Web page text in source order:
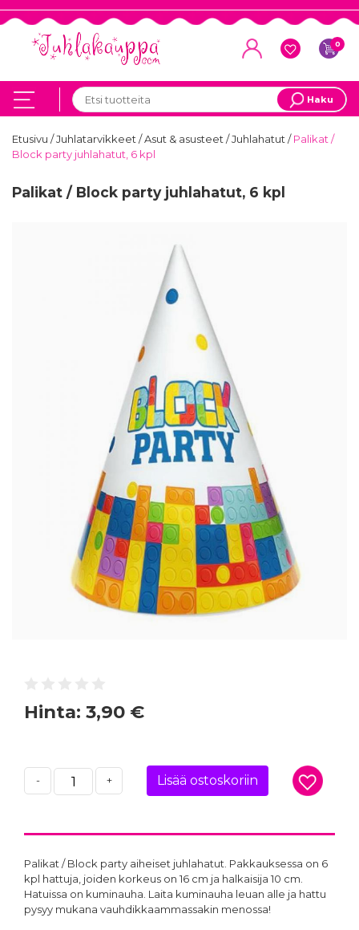
0
Haku
Etusivu /Juhlatarvikkeet/Asut & asusteet/Juhlahatut/Palikat /
Block party juhlahatut, 6 kpl
Palikat / Block party juhlahatut, 6 kpl
Hinta: 3,90 €
- + Lisää ostoskoriin
Palikat / Block party aiheiset juhlahatut. Pakkauksessa on 6
kpl hattuja, joiden korkeus on 16 cm ja halkaisija 10 cm.
Hatuissa on kuminauha. Laita kuminauha leuan alle ja hattu
pysyy mukana vauhdikkaammassakin menossa!